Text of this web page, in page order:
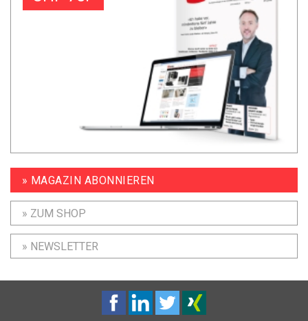
» MAGAZIN ABONNIEREN
» ZUM SHOP
» NEWSLETTER